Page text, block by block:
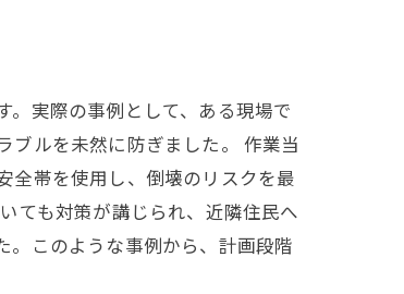
実際の事例として、ある現場で
ブルを未然に防ぎました。 作業当
全帯を使用し、倒壊のリスクを最
ても対策が講じられ、近隣住民へ
。このような事例から、計画段階